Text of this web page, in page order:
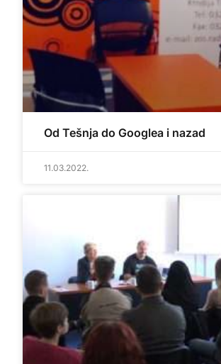
Od Tešnja do Googlea i nazad
11.03.2022.